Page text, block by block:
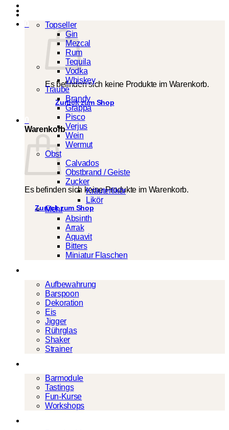
Es befinden sich keine Produkte im Warenkorb.
Zurück zum Shop
Warenkorb
Es befinden sich keine Produkte im Warenkorb.
Zurück zum Shop
Topseller
Gin
Mezcal
Rum
Tequila
Vodka
Whiskey
Traube
Brandy
Grappa
Pisco
Verjus
Wein
Wermut
Obst
Calvados
Obstbrand / Geiste
Zucker
Kräuterlikör
Likör
Mehr
Absinth
Arrak
Aquavit
Bitters
Miniatur Flaschen
Aufbewahrung
Barspoon
Dekoration
Eis
Jigger
Rührglas
Shaker
Strainer
Barmodule
Tastings
Fun-Kurse
Workshops